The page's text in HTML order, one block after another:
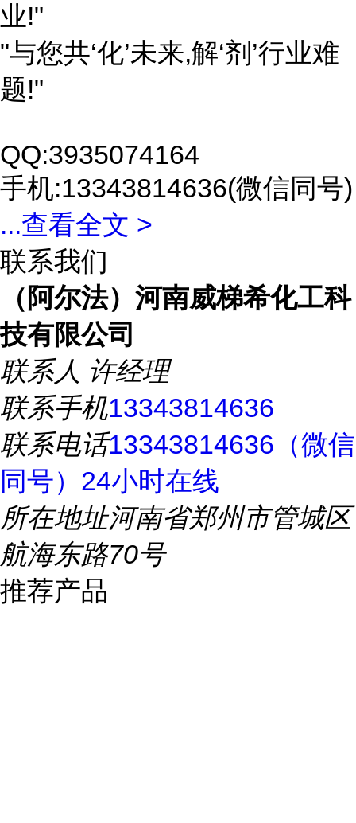
业!"
"与您共‘化’未来,解‘剂’行业难
题!"
QQ:3935074164
手机:13343814636(微信同号)
...查看全文 >
联系我们
（阿尔法）河南威梯希化工科
技有限公司
联系人 许经理
联系手机13343814636
联系电话13343814636（微信
同号）24小时在线
所在地址河南省郑州市管城区
航海东路70号
推荐产品